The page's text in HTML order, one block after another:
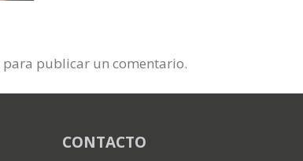
para publicar un comentario.
CONTACTO